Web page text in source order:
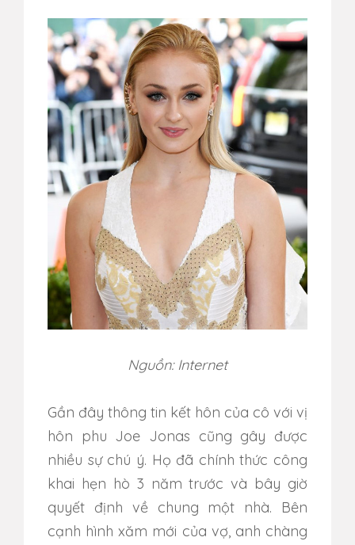
Nguồn: Internet
Gần đây thông tin kết hôn của cô với vị
hôn phu Joe Jonas cũng gây được
nhiều sự chú ý. Họ đã chính thức công
khai hẹn hò 3 năm trước và bây giờ
quyết định về chung một nhà. Bên
cạnh hình xăm mới của vợ, anh chàng